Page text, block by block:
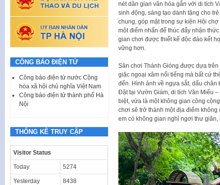
nét dân gian văn hóa gắn với di tích
sinh động, sáng tạo dành tặng cho
chung, góp mặt trong sự kiện Hội
một điểm nhấn để thúc đẩy nhận
gian chơi được thiết kế độc đáo kết
vững hơn.
Sân chơi Thánh Gióng được dựa
giặc ngoại xâm nổi tiếng mà bất cứ
đến. Hình ảnh về ngựa sắt, dấu
Đặt tại Vườn Giám, di tích Văn Miếu
biệt, vừa là một không gian công
chơi sẽ trở thành một địa điểm
em có không gian nghỉ ngơi thư
CÔNG BÁO ĐIỆN TỬ
Công báo điện tử nước Cộng
hòa xã hội chủ nghĩa Việt Nam
Công báo điện tử thành phố Hà
Nội
THỐNG KÊ TRUY CẬP
Visitor Status
Today 5274
Yesterday 8438